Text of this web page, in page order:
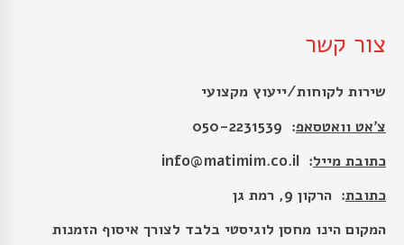
צור קשר
שירות לקוחות/ייעוץ מקצועי
צ׳אט וואטסאפ: 050-2231539
כתובת מייל:
info@matimim.co.il
כתובת: הרקון 9, רמת גן
המקום הינו מחסן לוגיסטי בלבד לצורך איסוף הזמנות